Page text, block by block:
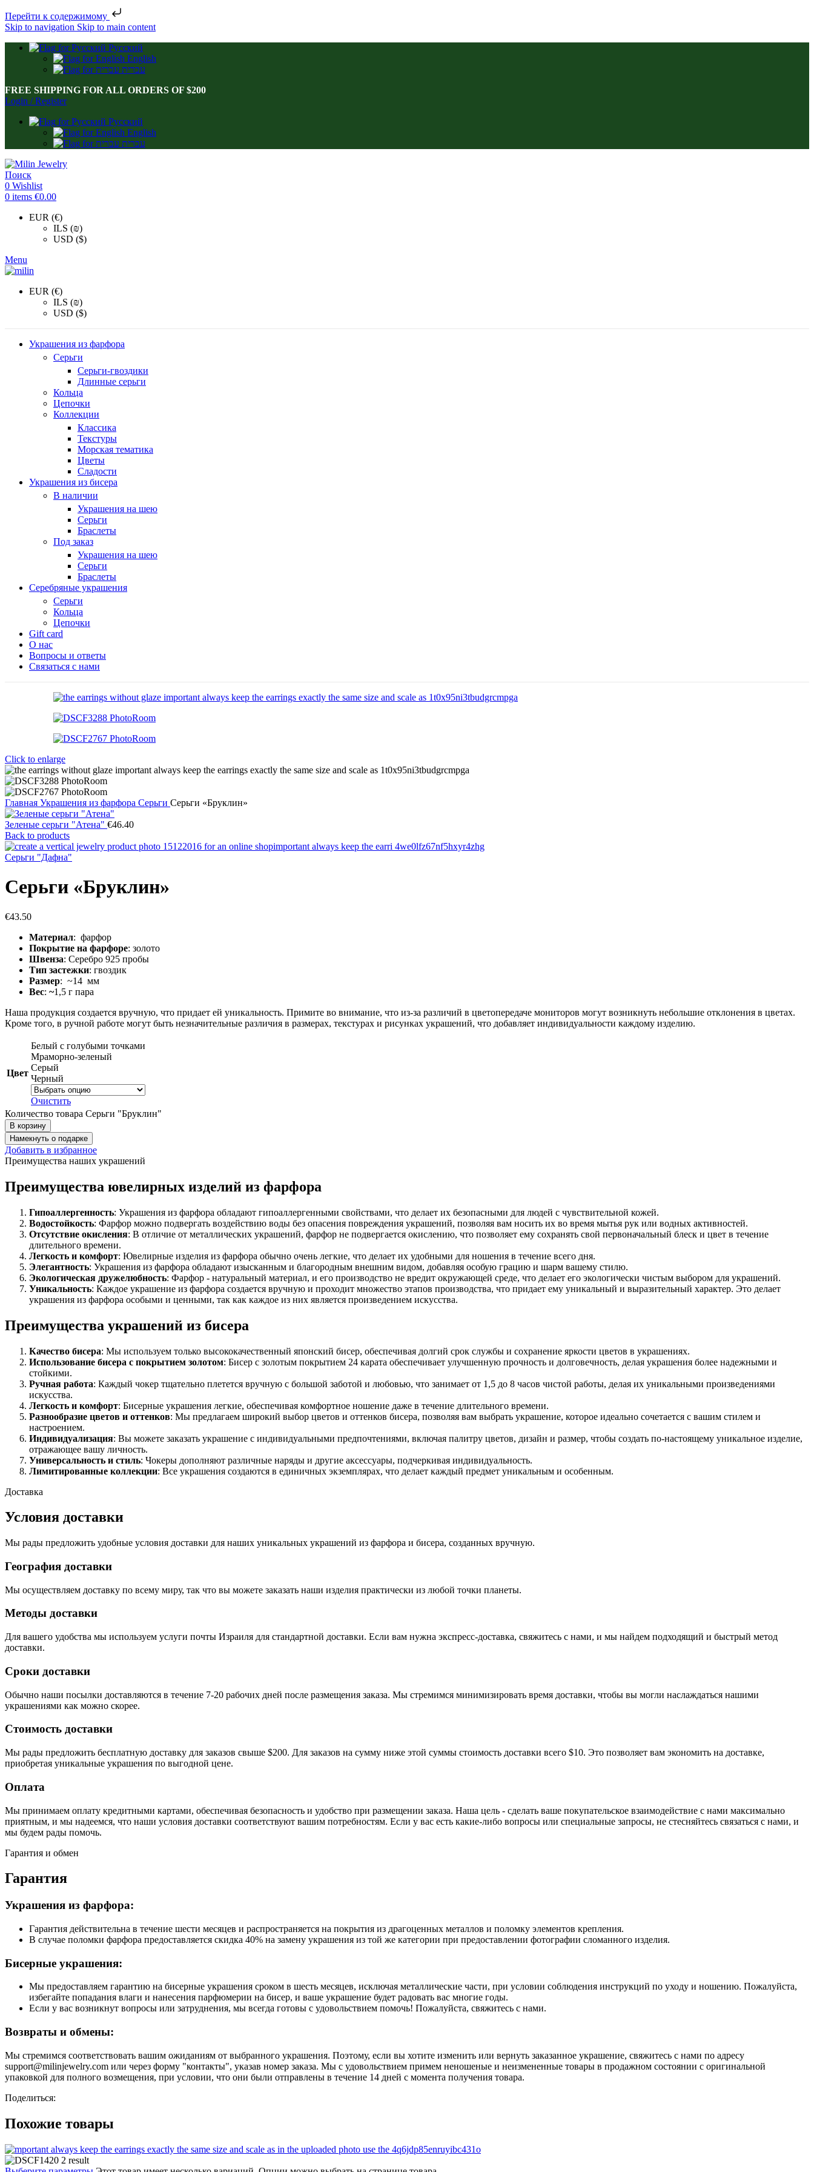
Перейти к содержимому
Skip to navigation Skip to main content
Русский
English
עברית
FREE SHIPPING FOR ALL ORDERS OF $200
Login / Register
Русский
English
עברית
Поиск
0 Wishlist
0 items €0.00
EUR (€)
ILS (₪)
USD ($)
Menu
EUR (€)
ILS (₪)
USD ($)
Украшения из фарфора
Серьги
Серьги-гвоздики
Длинные серьги
Кольца
Цепочки
Коллекции
Классика
Текстуры
Морская тематика
Цветы
Сладости
Украшения из бисера
В наличии
Украшения на шею
Серьги
Браслеты
Под заказ
Украшения на шею
Серьги
Браслеты
Серебряные украшения
Серьги
Кольца
Цепочки
Gift card
О нас
Вопросы и ответы
Связаться с нами
Click to enlarge
Главная Украшения из фарфора Серьги Серьги «Бруклин»
Зеленые серьги "Атена" €46.40
Back to products
Серьги "Дафна"
Серьги «Бруклин»
€43.50
Материал: фарфор
Покрытие на фарфоре: золото
Швенза: Серебро 925 пробы
Тип застежки: гвоздик
Размер: ~14 мм
Вес: ~1,5 г пара
Наша продукция создается вручную, что придает ей уникальность. Примите во внимание, что из-за различий в цветопередаче мониторов могут возникнуть небольшие отклонения в цветах.
Кроме того, в ручной работе могут быть незначительные различия в размерах, текстурах и рисунках украшений, что добавляет индивидуальности каждому изделию.
Цвет
Белый с голубыми точками
Мраморно-зеленый
Серый
Черный
Очистить
Количество товара Серьги "Бруклин"
В корзину
Намекнуть о подарке
Добавить в избранное
Преимущества наших украшений
Преимущества ювелирных изделий из фарфора
Гипоаллергенность: Украшения из фарфора обладают гипоаллергенными свойствами, что делает их безопасными для людей с чувствительной кожей.
Водостойкость: Фарфор можно подвергать воздействию воды без опасения повреждения украшений, позволяя вам носить их во время мытья рук или водных активностей.
Отсутствие окисления: В отличие от металлических украшений, фарфор не подвергается окислению, что позволяет ему сохранять свой первоначальный блеск и цвет в течение
длительного времени.
Легкость и комфорт: Ювелирные изделия из фарфора обычно очень легкие, что делает их удобными для ношения в течение всего дня.
Элегантность: Украшения из фарфора обладают изысканным и благородным внешним видом, добавляя особую грацию и шарм вашему стилю.
Экологическая дружелюбность: Фарфор - натуральный материал, и его производство не вредит окружающей среде, что делает его экологически чистым выбором для украшений.
Уникальность: Каждое украшение из фарфора создается вручную и проходит множество этапов производства, что придает ему уникальный и выразительный характер. Это делает
украшения из фарфора особыми и ценными, так как каждое из них является произведением искусства.
Преимущества украшений из бисера
Качество бисера: Мы используем только высококачественный японский бисер, обеспечивая долгий срок службы и сохранение яркости цветов в украшениях.
Использование бисера с покрытием золотом: Бисер с золотым покрытием 24 карата обеспечивает улучшенную прочность и долговечность, делая украшения более надежными и
стойкими.
Ручная работа: Каждый чокер тщательно плетется вручную с большой заботой и любовью, что занимает от 1,5 до 8 часов чистой работы, делая их уникальными произведениями
искусства.
Легкость и комфорт: Бисерные украшения легкие, обеспечивая комфортное ношение даже в течение длительного времени.
Разнообразие цветов и оттенков: Мы предлагаем широкий выбор цветов и оттенков бисера, позволяя вам выбрать украшение, которое идеально сочетается с вашим стилем и
настроением.
Индивидуализация: Вы можете заказать украшение с индивидуальными предпочтениями, включая палитру цветов, дизайн и размер, чтобы создать по-настоящему уникальное изделие,
отражающее вашу личность.
Универсальность и стиль: Чокеры дополняют различные наряды и другие аксессуары, подчеркивая индивидуальность.
Лимитированные коллекции: Все украшения создаются в единичных экземплярах, что делает каждый предмет уникальным и особенным.
Доставка
Условия доставки
Мы рады предложить удобные условия доставки для наших уникальных украшений из фарфора и бисера, созданных вручную.
География доставки
Мы осуществляем доставку по всему миру, так что вы можете заказать наши изделия практически из любой точки планеты.
Методы доставки
Для вашего удобства мы используем услуги почты Израиля для стандартной доставки. Если вам нужна экспресс-доставка, свяжитесь с нами, и мы найдем подходящий и быстрый метод
доставки.
Сроки доставки
Обычно наши посылки доставляются в течение 7-20 рабочих дней после размещения заказа. Мы стремимся минимизировать время доставки, чтобы вы могли наслаждаться нашими
украшениями как можно скорее.
Стоимость доставки
Мы рады предложить бесплатную доставку для заказов свыше $200. Для заказов на сумму ниже этой суммы стоимость доставки всего $10. Это позволяет вам экономить на доставке,
приобретая уникальные украшения по выгодной цене.
Оплата
Мы принимаем оплату кредитными картами, обеспечивая безопасность и удобство при размещении заказа. Наша цель - сделать ваше покупательское взаимодействие с нами максимально
приятным, и мы надеемся, что наши условия доставки соответствуют вашим потребностям. Если у вас есть какие-либо вопросы или специальные запросы, не стесняйтесь связаться с нами, и
мы будем рады помочь.
Гарантия и обмен
Гарантия
Украшения из фарфора:
Гарантия действительна в течение шести месяцев и распространяется на покрытия из драгоценных металлов и поломку элементов крепления.
В случае поломки фарфора предоставляется скидка 40% на замену украшения из той же категории при предоставлении фотографии сломанного изделия.
Бисерные украшения:
Мы предоставляем гарантию на бисерные украшения сроком в шесть месяцев, исключая металлические части, при условии соблюдения инструкций по уходу и ношению. Пожалуйста,
избегайте попадания влаги и нанесения парфюмерии на бисер, и ваше украшение будет радовать вас многие годы.
Если у вас возникнут вопросы или затруднения, мы всегда готовы с удовольствием помочь! Пожалуйста, свяжитесь с нами.
Возвраты и обмены:
Мы стремимся соответствовать вашим ожиданиям от выбранного украшения. Поэтому, если вы хотите изменить или вернуть заказанное украшение, свяжитесь с нами по адресу
support@milinjewelry.com или через форму "контакты", указав номер заказа. Мы с удовольствием примем неношеные и неизмененные товары в продажном состоянии с оригинальной
упаковкой для полного возмещения, при условии, что они были отправлены в течение 14 дней с момента получения товара.
Поделиться:
Похожие товары